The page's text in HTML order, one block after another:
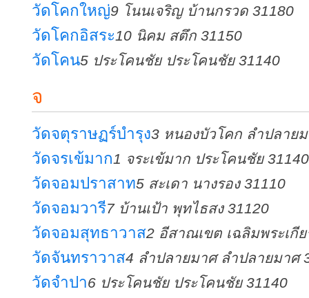
วัดโคกใหญ่9 โนนเจริญ บ้านกรวด 31180
วัดโคกอิสระ10 นิคม สตึก 31150
วัดโคน5 ประโคนชัย ประโคนชัย 31140
จ
วัดจตุราษฏร์บำรุง3 หนองบัวโคก ลำปลาย
วัดจรเข้มาก1 จระเข้มาก ประโคนชัย 31140
วัดจอมปราสาท5 สะเดา นางรอง 31110
วัดจอมวารี7 บ้านเป้า พุทไธสง 31120
วัดจอมสุทธาวาส2 อีสาณเขต เฉลิมพระเกี
วัดจันทราวาส4 ลำปลายมาศ ลำปลายมาศ
วัดจำปา6 ประโคนชัย ประโคนชัย 31140